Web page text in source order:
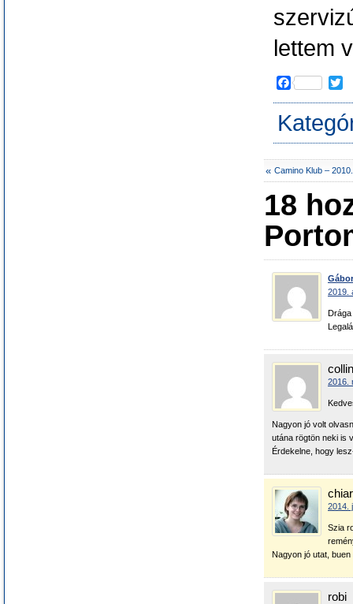
lettem
F
e
o
k
i
t
r
« Camino Klub –
18
Gábor
2019.
Drága
2016.
Nagyon jó volt
utána rögtön neki is
Érdekelne, hogy
2014.
Szia
Nagyon jó utat,
robi